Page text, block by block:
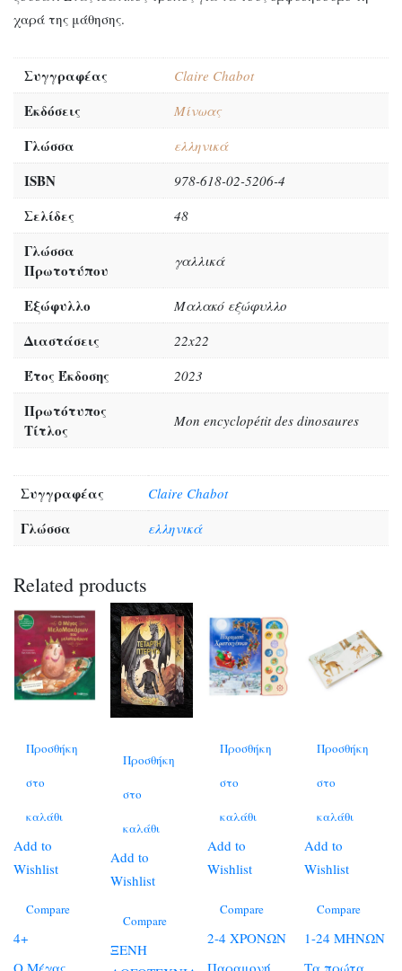
χαρά της μάθησης.
Συγγραφέας Claire Chabot
Εκδόσεις Μίνωας
Γλώσσα ελληνικά
ISBN 978-618-02-5206-4
Σελίδες 48
Γλώσσα
Πρωτοτύπου
γαλλικά
Εξώφυλλο Μαλακό εξώφυλλο
Διαστάσεις 22x22
Έτος Έκδοσης 2023
Πρωτότυπος
Τίτλος
Mon encyclopétit des dinosaures
Συγγραφέας Claire Chabot
Γλώσσα ελληνικά
Related products
Προσθήκη
στο
καλάθι
Add to
Wishlist
Compare
4+
Ο Μέγας
Προσθήκη
στο
καλάθι
Add to
Wishlist
Compare
ΞΕΝΗ
Προσθήκη
στο
καλάθι
Add to
Wishlist
Compare
2-4 ΧΡΟΝΩΝ
Παραμονή
Προσθήκη
στο
καλάθι
Add to
Wishlist
Compare
1-24 ΜΗΝΩΝ
Τα πρώτα